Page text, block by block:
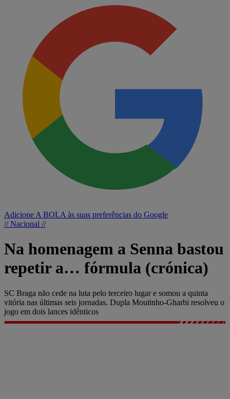
Adicione A BOLA às suas preferências do Google
// Nacional //
Na homenagem a Senna bastou
repetir a… fórmula (crónica)
SC Braga não cede na luta pelo terceiro lugar e somou a quinta
vitória nas últimas seis jornadas. Dupla Moutinho-Gharbi resolveu o
jogo em dois lances idênticos